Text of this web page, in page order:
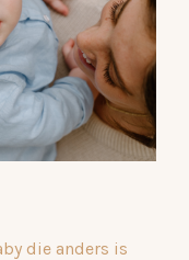
die anders is